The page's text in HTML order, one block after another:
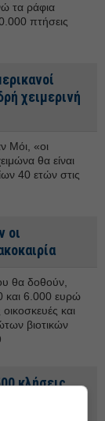
τα ράφια
πτήσεις
χειμερινή
Μόι, «οι
θα είναι
40 ετών στις
οι
θα δοθούν,
και 6.000 ευρώ
οικοσκευές και
βιοτικών
κλήσεις